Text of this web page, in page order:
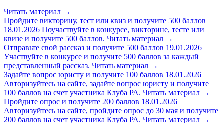
Читать материал →
Пройдите викторину, тест или квиз и получите 500 баллов
18.01.2026 Поучаствуйте в конкурсе, викторине, тесте или
квизе и получите 500 баллов. Читать материал →
Отправьте свой рассказ и получите 500 баллов 19.01.2026
Участвуйте в конкурсе и получите 500 баллов за каждый
представленный рассказ. Читать материал →
Задайте вопрос юристу и получите 100 баллов 18.01.2026
Авторизуйтесь на сайте, задайте вопрос юристу и получите
100 баллов на счет участника Клуба РА. Читать материал →
Пройдите опрос и получите 200 баллов 18.01.2026
Авторизуйтесь на сайте, пройдите опрос до 30 мая и получите
200 баллов на счет участника Клуба РА. Читать материал →